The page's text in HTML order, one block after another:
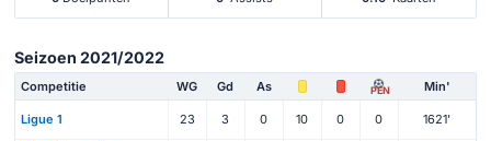
Seizoen 2021/2022
Competitie WG Gd As PEN Min'
Ligue 1 23 3 0 10 0 0 1621'